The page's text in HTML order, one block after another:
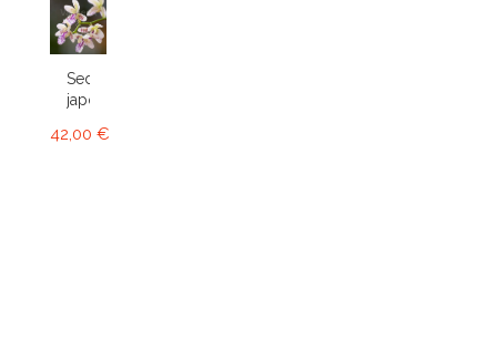
Sedirea
japonica
42,00 €